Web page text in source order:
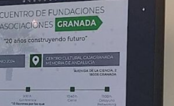
GALERÍA
FOTOMONTAJES